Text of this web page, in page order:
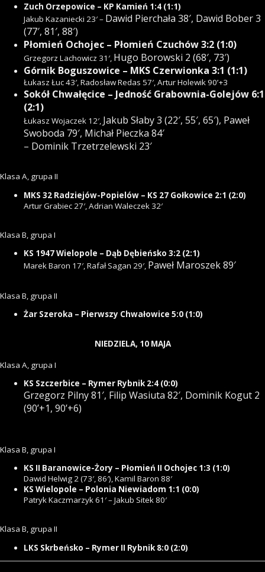
Zuch Orzepowice – KP Kamień 1:4 (1:1)
Jakub Kazaniecki 23′ – Dawid Pierchała 38′, Dawid Bober 3
(77′, 81′, 88′)
Płomień Ochojec – Płomień Czuchów 3:2 (1:0)
Grzegorz Lachowicz 31′, Hugo Borowski 2 (68′, 73′)
Górnik Boguszowice – MKS Czerwionka 3:1 (1:1)
Łukasz Łuc 43′, Radosław Redas 57′, Artur Holewik 90’+3
Sokół Chwałęcice – Jedność Grabownia-Golejów 6:1
(2:1)
Łukasz Wojaczek 12′, Jakub Słaby 3 (22′, 55′, 65′), Paweł
Swoboda 79′, Michał Pieczka 84′
– Dominik Trzetrzelewski 23′
Klasa A, grupa II
MKS 32 Radziejów-Popielów – KS 27 Gołkowice 2:1 (2:0)
Artur Grabiec 27′, Adrian Waleczek 32′
Klasa B, grupa I
KS 1947 Wielopole – Dąb Dębieńsko 3:2 (2:1)
Marek Baron 17′, Rafał Sagan 29′, Paweł Maroszek 89′
Klasa B, grupa II
Żar Szeroka – Pierwszy Chwałowice 5:0 (1:0)
NIEDZIELA, 10 MAJA
Klasa A, grupa I
KS Szczerbice – Rymer Rybnik 2:4 (0:0)
Grzegorz Pilny 81′, Filip Wasiuta 82′, Dominik Kogut 2
(90’+1, 90’+6)
Klasa B, grupa I
KS II Baranowice-Żory – Płomień II Ochojec 1:3 (1:0)
Dawid Helwig 2 (73′, 86′), Kamil Baron 88′
KS Wielopole – Polonia Niewiadom 1:1 (0:0)
Patryk Kaczmarzyk 61′ – Jakub Sitek 80′
Klasa B, grupa II
LKS Skrbeńsko – Rymer II Rybnik 8:0 (2:0)